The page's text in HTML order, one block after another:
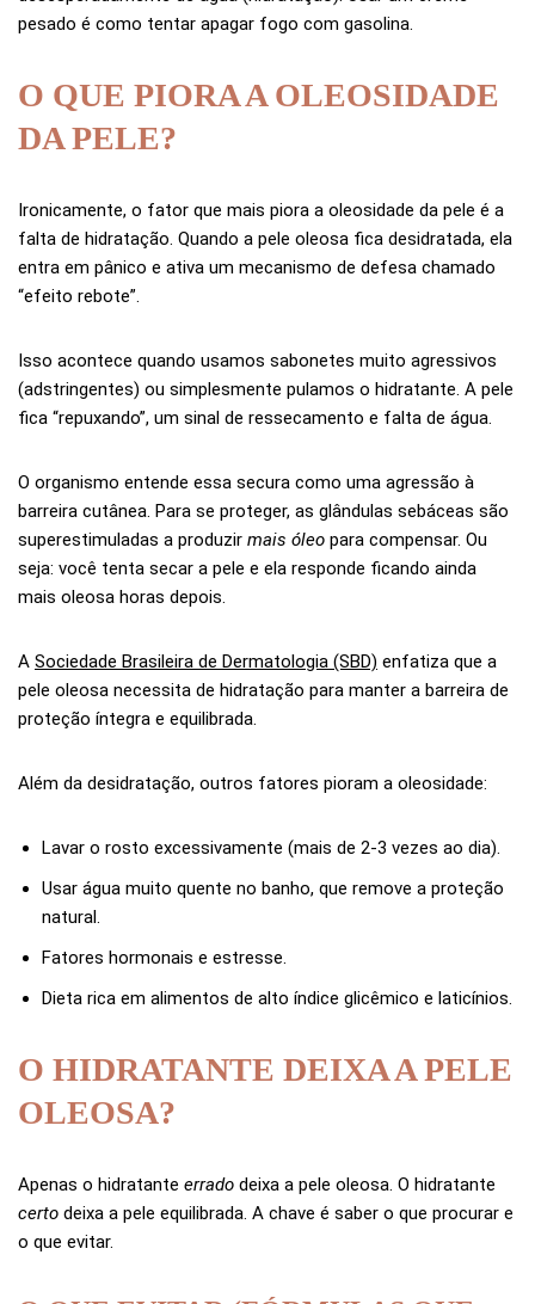
pesado é como tentar apagar fogo com gasolina.
O QUE PIORA A OLEOSIDADE
DA PELE?
Ironicamente, o fator que mais piora a oleosidade da pele é a
falta de hidratação. Quando a pele oleosa fica desidratada, ela
entra em pânico e ativa um mecanismo de defesa chamado
“efeito rebote”.
Isso acontece quando usamos sabonetes muito agressivos
(adstringentes) ou simplesmente pulamos o hidratante. A pele
fica “repuxando”, um sinal de ressecamento e falta de água.
O organismo entende essa secura como uma agressão à
barreira cutânea. Para se proteger, as glândulas sebáceas são
superestimuladas a produzir mais óleo para compensar. Ou
seja: você tenta secar a pele e ela responde ficando ainda
mais oleosa horas depois.
A Sociedade Brasileira de Dermatologia (SBD) enfatiza que a
pele oleosa necessita de hidratação para manter a barreira de
proteção íntegra e equilibrada.
Além da desidratação, outros fatores pioram a oleosidade:
Lavar o rosto excessivamente (mais de 2-3 vezes ao dia).
Usar água muito quente no banho, que remove a proteção
natural.
Fatores hormonais e estresse.
Dieta rica em alimentos de alto índice glicêmico e laticínios.
O HIDRATANTE DEIXA A PELE
OLEOSA?
Apenas o hidratante errado deixa a pele oleosa. O hidratante
certo deixa a pele equilibrada. A chave é saber o que procurar e
o que evitar.